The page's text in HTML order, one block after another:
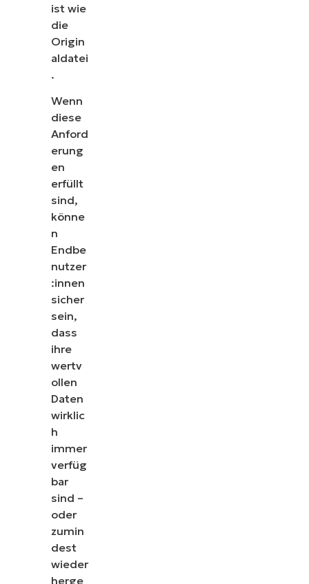
ist wie
die
Origin
aldatei
.
Wenn
diese
Anford
erung
en
erfüllt
sind,
könne
n
Endbe
nutzer
:innen
sicher
sein,
dass
ihre
wertv
ollen
Daten
wirklic
h
immer
verfüg
bar
sind –
oder
zumin
dest
wieder
herge